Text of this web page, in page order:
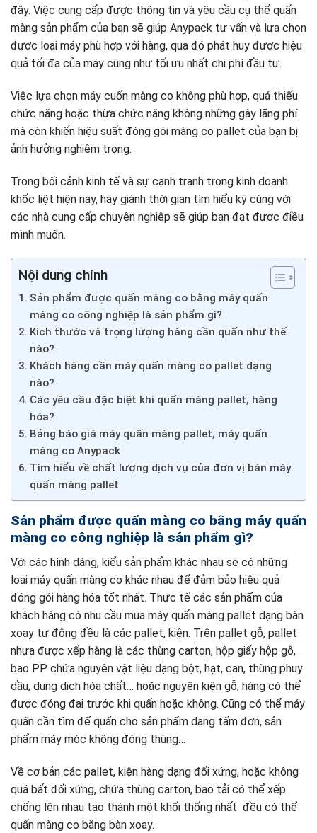
đây. Việc cung cấp được thông tin và yêu cầu cụ thể quấn
màng sản phẩm của bạn sẽ giúp Anypack tư vấn và lựa chọn
được loại máy phù hợp với hàng, qua đó phát huy được hiệu
quả tối đa của máy cũng như tối ưu nhất chi phí đầu tư.
Việc lựa chọn máy cuốn màng co không phù hợp, quá thiếu
chức năng hoặc thừa chức năng không những gây lãng phí
mà còn khiến hiệu suất đóng gói màng co pallet của bạn bị
ảnh hưởng nghiêm trọng.
Trong bối cảnh kinh tế và sự cạnh tranh trong kinh doanh
khốc liệt hiện nay, hãy giành thời gian tìm hiểu kỹ cùng với
các nhà cung cấp chuyên nghiệp sẽ giúp bạn đạt được điều
mình muốn.
Nội dung chính
Sản phẩm được quấn màng co bằng máy quấn
màng co công nghiệp là sản phẩm gì?
Kích thước và trọng lượng hàng cần quấn như thế
nào?
Khách hàng cần máy quấn màng co pallet dạng
nào?
Các yêu cầu đặc biệt khi quấn màng pallet, hàng
hóa?
Bảng báo giá máy quấn màng pallet, máy quấn
màng co Anypack
Tìm hiểu về chất lượng dịch vụ của đơn vị bán máy
quấn màng pallet
Sản phẩm được quấn màng co bằng máy quấn
màng co công nghiệp là sản phẩm gì?
Với các hình dáng, kiểu sản phẩm khác nhau sẽ có những
loại máy quấn màng co khác nhau để đảm bảo hiệu quả
đóng gói hàng hóa tốt nhất. Thực tế các sản phẩm của
khách hàng có nhu cầu mua máy quấn màng pallet dạng bàn
xoay tự động đều là các pallet, kiện. Trên pallet gỗ, pallet
nhựa được xếp hàng là các thùng carton, hộp giấy hộp gỗ,
bao PP chứa nguyên vật liệu dạng bột, hạt, can, thùng phuy
dầu, dung dịch hóa chất… hoặc nguyên kiện gỗ, hàng có thể
được đóng đai trước khi quấn hoặc không. Cũng có thể máy
quấn cần tìm để quấn cho sản phẩm dạng tấm đơn, sản
phẩm máy móc không đóng thùng…
Về cơ bản các pallet, kiện hàng dạng đối xứng, hoặc không
quá bất đối xứng, chứa thùng carton, bao tải có thể xếp
chống lên nhau tạo thành một khối thống nhất đều có thể
quấn màng co bằng bàn xoay.